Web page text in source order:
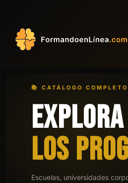
📚 CATÁLOGO COMPLETO
LOS
Escuelas, universidades